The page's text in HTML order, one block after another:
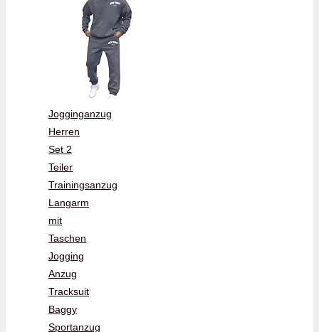
Jogginganzug
Herren
Set 2
Teiler
Trainingsanzug
Langarm
mit
Taschen
Jogging
Anzug
Tracksuit
Baggy
Sportanzug